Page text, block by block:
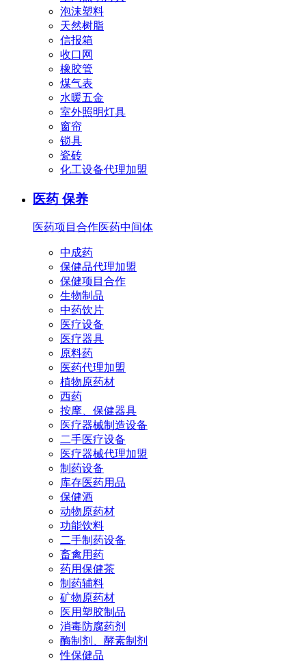
泡沫塑料
天然树脂
信报箱
收口网
橡胶管
煤气表
水暖五金
室外照明灯具
窗帘
锁具
瓷砖
化工设备代理加盟
医药 保养
医药项目合作医药中间体
中成药
保健品代理加盟
保健项目合作
生物制品
中药饮片
医疗设备
医疗器具
原料药
医药代理加盟
植物原药材
西药
按摩、保健器具
医疗器械制造设备
二手医疗设备
医疗器械代理加盟
制药设备
库存医药用品
保健酒
动物原药材
功能饮料
二手制药设备
畜禽用药
药用保健茶
制药辅料
矿物原药材
医用塑胶制品
消毒防腐药剂
酶制剂、酵素制剂
性保健品